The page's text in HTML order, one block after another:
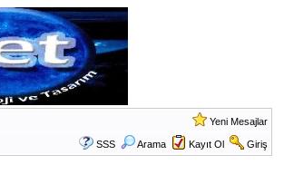
Yeni Mesajlar
SSS Arama Kayıt Ol Giriş